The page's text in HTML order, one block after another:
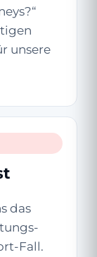
unsere
das
Fall.